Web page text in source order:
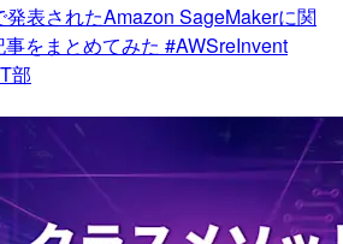
表されたAmazon SageMakerに関
をまとめてみた #AWSreInvent
部